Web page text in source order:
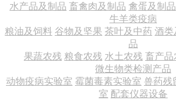
水产品及制品 畜禽肉及制品 禽蛋及制品
牛羊类疫病
粮油及饲料 谷物及坚果 茶叶及中药 酒类
品
果蔬农残 粮食农残 水土农残 畜产品
微生物类检测产品
动物疫病实验室 霉菌毒素实验室 兽药残
室 配套仪器设备